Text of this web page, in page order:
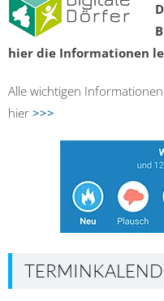
hier die Informationen
Alle wichtigen
hier >>>